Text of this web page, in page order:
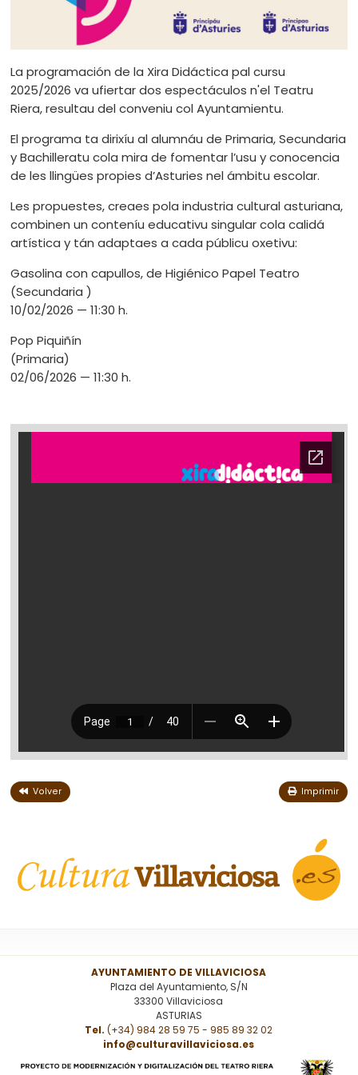
La programación de la Xira Didáctica pal cursu
2025/2026 va ufiertar dos espectáculos n'el Teatru
Riera, resultau del conveniu col Ayuntamientu.
El programa ta dirixíu al alumnáu de Primaria, Secundaria
y Bachilleratu cola mira de fomentar l’usu y conocencia
de les llingües propies d’Asturies nel ámbitu escolar.
Les propuestes, creaes pola industria cultural asturiana,
combinen un conteníu educativu singular cola calid
artística y tán adaptaes a cada públicu oxetivu:
Gasolina con capullos, de Higiénico Papel Teatro
(Secundaria )
10/02/2026 — 11:30 h.
Pop Piquiñín
(Primaria)
02/06/2026 — 11:30 h.
Volver Imprimir
AYUNTAMIENTO DE VILLAVICIOSA
Plaza del Ayuntamiento, S/N
33300 Villaviciosa
ASTURIAS
Tel. (+34) 984 28 59 75 - 985 89 32 02
info@culturavillaviciosa.es